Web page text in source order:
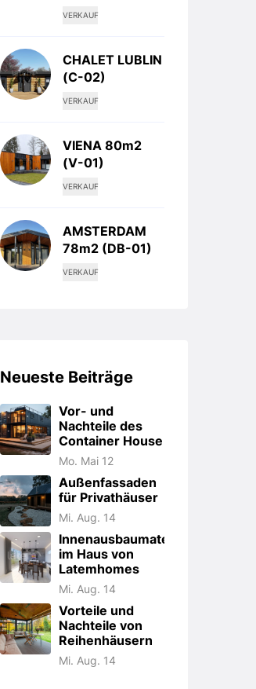
VERKAUF
CHALET LUBLIN
(C-02)
VERKAUF
VIENA 80m2
(V-01)
VERKAUF
AMSTERDAM
78m2 (DB-01)
VERKAUF
Neueste Beiträge
Vor- und
Nachteile des
Container House
Mo. Mai 12
Außenfassaden
für Privathäuser
Mi. Aug. 14
Innenausbaumaterialien
im Haus von
Latemhomes
Mi. Aug. 14
Vorteile und
Nachteile von
Reihenhäusern
Mi. Aug. 14